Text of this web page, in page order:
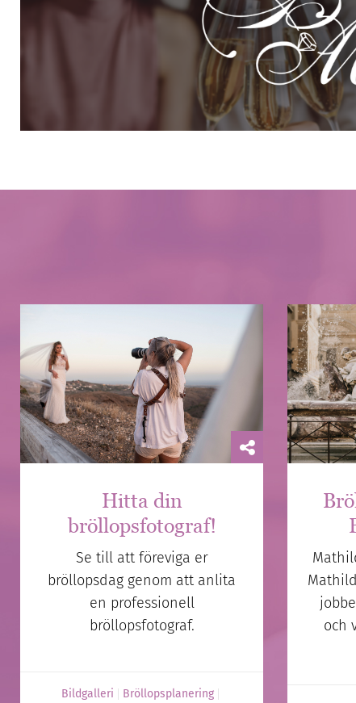
Hitta din
bröllopsfotograf!
Se till att föreviga er
bröllopsdag genom att anlita
en professionell
bröllopsfotograf.
Bildgalleri
Bröllopsplanering
och